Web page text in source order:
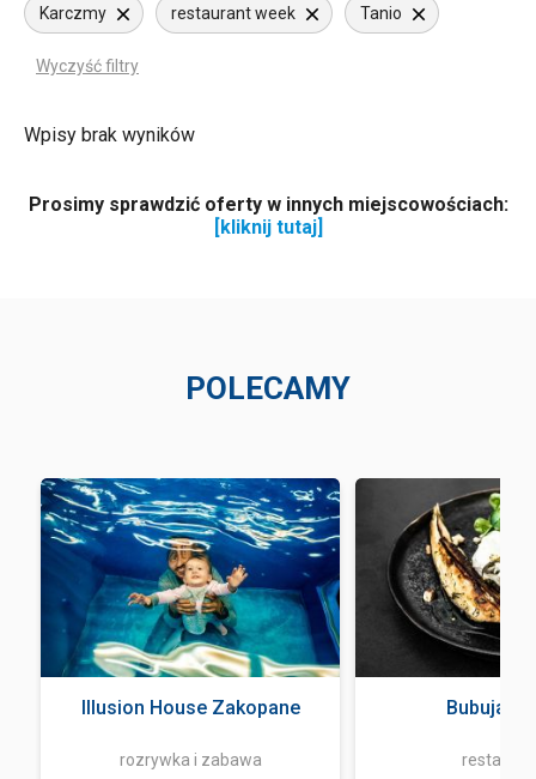
Karczmy restaurant week Tanio
Wyczyść filtry
Wpisy brak wyników
Prosimy sprawdzić oferty w innych miejscowościach:
[kliknij tutaj]
POLECAMY
Illusion House Zakopane
rozrywka i zabawa
Bubuja